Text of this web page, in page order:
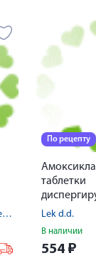
Ирбитский ХФЗ/ООО Авексима Сибирь
По рецепту
таблетки
Lek d.d.
В наличии
554 ₽